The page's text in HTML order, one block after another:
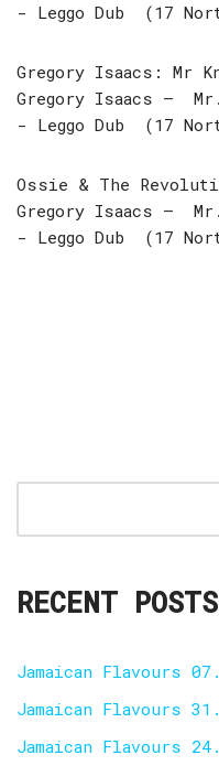
‎- Leggo Dub (17
Gregory Isaacs: Mr
Gregory Isaacs –
‎- Leggo Dub (17
Ossie & The
Gregory Isaacs –
‎- Leggo Dub (17
RECENT POSTS
Jamaican Flavours
Jamaican Flavours
Jamaican Flavours